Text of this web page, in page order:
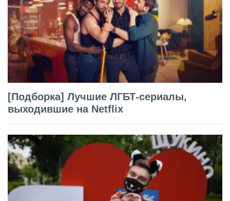
[Подборка] Лучшие ЛГБТ-сериалы,
выходившие на Netflix